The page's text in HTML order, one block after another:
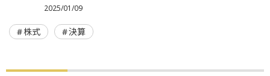
2025/01/09
株式 決算